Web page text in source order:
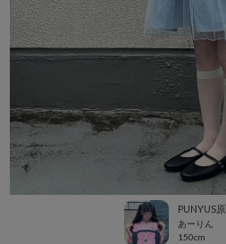
PUNYUS
あーりん
150cm